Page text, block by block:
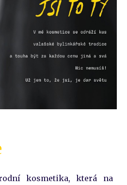
kosmetika, která na